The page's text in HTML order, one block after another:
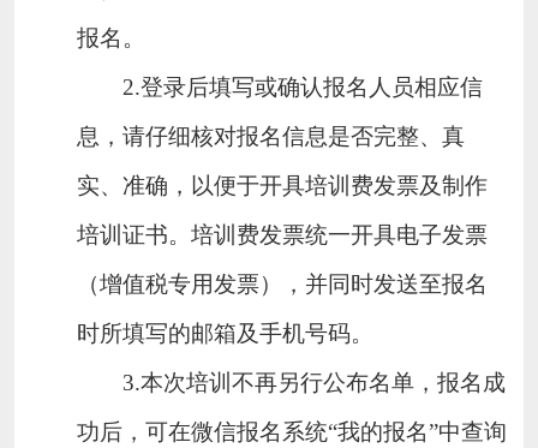
报名。
2.登录后填写或确认报名人员相应信
息，请仔细核对报名信息是否完整、真
实、准确，以便于开具培训费发票及制作
培训证书。培训费发票统一开具电子发票
（增值税专用发票），并同时发送至报名
时所填写的邮箱及手机号码。
3.本次培训不再另行公布名单，报名成
功后，可在微信报名系统“我的报名”中查询